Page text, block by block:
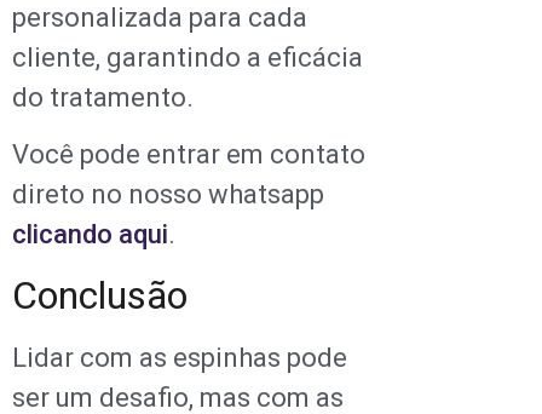
personalizada para cada
cliente, garantindo a eficácia
do tratamento.
Você pode entrar em contato
direto no nosso whatsapp
clicando aqui.
Conclusão
Lidar com as espinhas pode
ser um desafio, mas com as